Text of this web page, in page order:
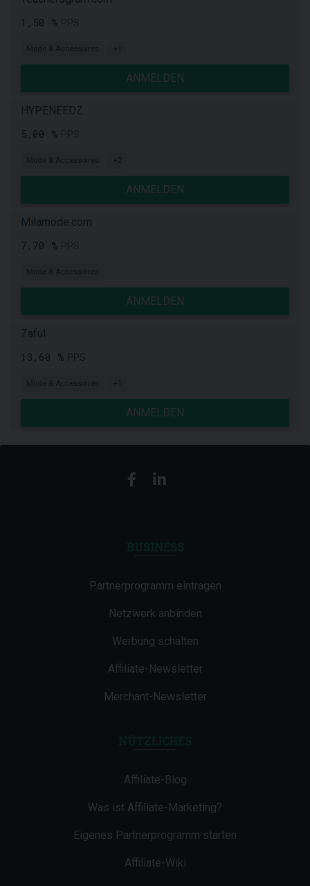
1,50 %
Mode & Accessoires +1
ANMELDEN
HYPENEEDZ
5,00 %
Mode & Accessoires +2
ANMELDEN
Milamode.com
7,70 %
Mode & Accessoires
ANMELDEN
Zaful
13,60 %
Mode & Accessoires +1
ANMELDEN
Partnerprogramm eintragen
Netzwerk anbinden
Werbung schalten
Affiliate-Newsletter
Merchant-Newsletter
Affiliate-Blog
Was ist Affiliate-Marketing?
Eigenes Partnerprogramm starten
Affiliate-Wiki